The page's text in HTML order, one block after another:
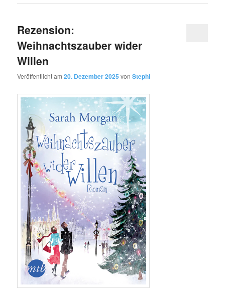
Rezension:
Weihnachtszauber wider
Willen
Veröffentlicht am20. Dezember 2025 vonStephi